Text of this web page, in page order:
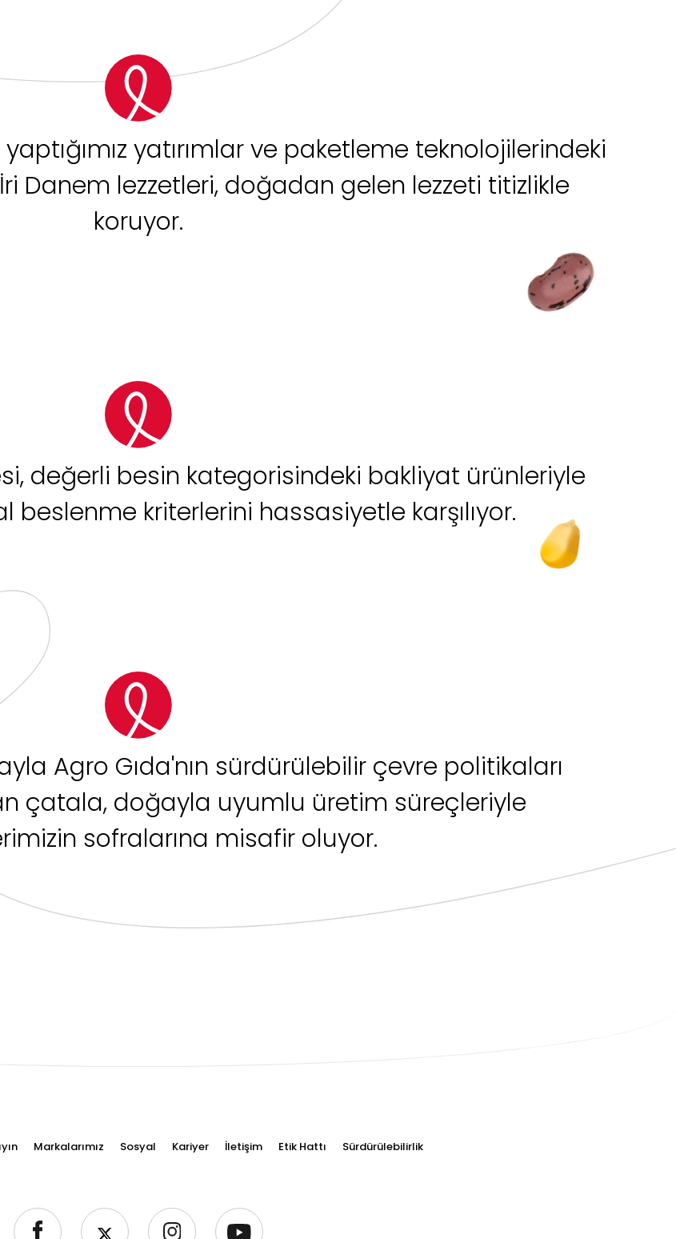
yaptığımız yatırımlar ve paketleme teknolojilerindeki
Danem lezzetleri, doğadan gelen lezzeti titizlikle
koruyor.
değerli besin kategorisindeki bakliyat ürünleriyle
kriterlerini hassasiyetle karşılıyor.
Agro Gıda'nın sürdürülebilir çevre politikaları
çatala, doğayla uyumlu üretim süreçleriyle
sofralarına misafir oluyor.
Markalarımız Sosyal Kariyer İletişim Etik Hattı Sürdürülebilirlik